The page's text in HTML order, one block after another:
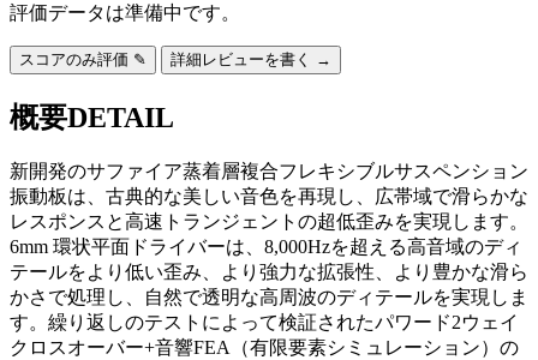
評価データは準備中です。
スコアのみ評価 ✎ 詳細レビューを書く →
概要DETAIL
新開発のサファイア蒸着層複合フレキシブルサスペンション
振動板は、古典的な美しい音色を再現し、広帯域で滑らかな
レスポンスと高速トランジェントの超低歪みを実現します。
6mm 環状平面ドライバーは、8,000Hzを超える高音域のディ
テールをより低い歪み、より強力な拡張性、より豊かな滑ら
かさで処理し、自然で透明な高周波のディテールを実現しま
す。繰り返しのテストによって検証されたパワード2ウェイ
クロスオーバー+音響FEA（有限要素シミュレーション）の